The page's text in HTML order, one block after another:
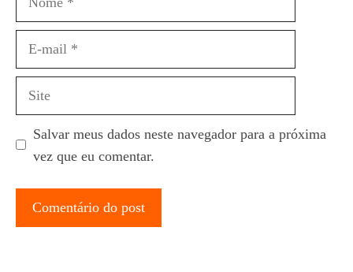
Salvar meus dados neste navegador para a próxima
vez que eu comentar.